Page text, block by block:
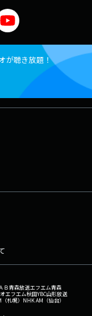
が聴き放題！
Ｂ青森放送エフエム青森
エフエム秋田YBC山形放送
札幌） NHK AM（仙台）